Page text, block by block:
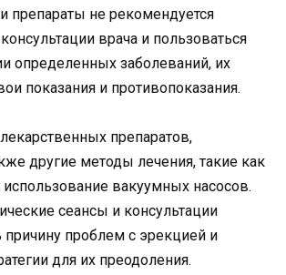
препараты не рекомендуется
врача и пользоваться
определенных заболеваний, их
показания и противопоказания.
препаратов,
другие методы лечения, такие как
использование вакуумных насосов.
сеансы и консультации
причину проблем с эрекцией и
для их преодоления.